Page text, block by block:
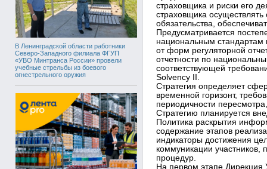
В Ленинградской области работники
Северо-Западного филиала ФГУП
«УВО Минтранса России» провели
учебные стрельбы из боевого
огнестрельного оружия
страховщика и риски его
страховщика
обязательства,
Предусматривается
национальным стандартам
от форм регуляторной
отчетности по
соответствующей
Solvency II.
Стратегия определяет
временной горизонт,
периодичности
Стратегию планируется
Политика раскрытия
содержание этапов
индикаторы достижения
коммуникации участников,
процедур.
На первом этапе Дирекция